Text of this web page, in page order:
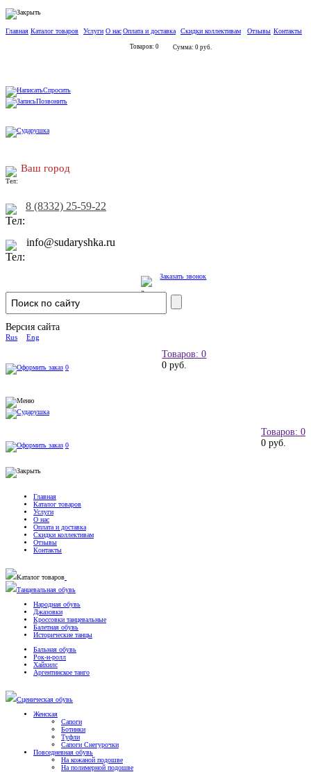
Главная Каталог товаров Услуги О насОплата и доставка Скидки коллективам Отзывы Контакты
Товаров: 0 Сумма: 0 руб.
Спросить
Позвонить
Ваш город
8 (8332) 25-59-22
info@sudaryshka.ru
Заказать звонок
Версия сайта
Rus Eng
Товаров: 0
0 руб.
0
Товаров: 0
0 руб.
0
Главная
Каталог товаров
Услуги
О нас
Оплата и доставка
Скидки коллективам
Отзывы
Контакты
Каталог товаров
Танцевальная обувь
Народная обувь
Джазовки
Кроссовки танцевальные
Балетная обувь
Исторические танцы
Бальная обувь
Рок-н-ролл
Хайхилс
Аргентинское танго
Сценическая обувь
Женская
Сапоги
Ботинки
Туфли
Сапоги Снегурочки
Повседневная обувь
На кожаной подошве
На полимерной подошве